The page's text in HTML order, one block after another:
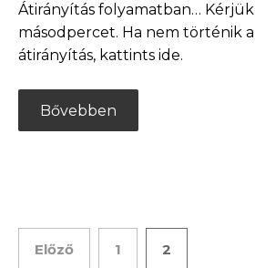
Átirányítás folyamatban…
másodpercet. Ha nem történik
átirányítás, kattints ide.
Bővebben
Előző 1 2